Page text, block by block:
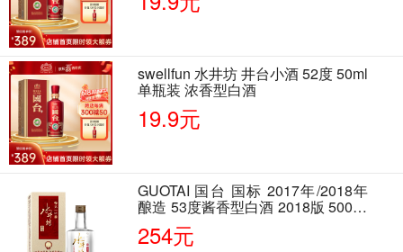
swellfun 水井坊 井台小酒 52度 50ml
单瓶装 浓香型白酒
19.9元
GUOTAI 国台 国标 2017年/2018年
酿造 53度酱香型白酒 2018版 500ml
单瓶装
254元